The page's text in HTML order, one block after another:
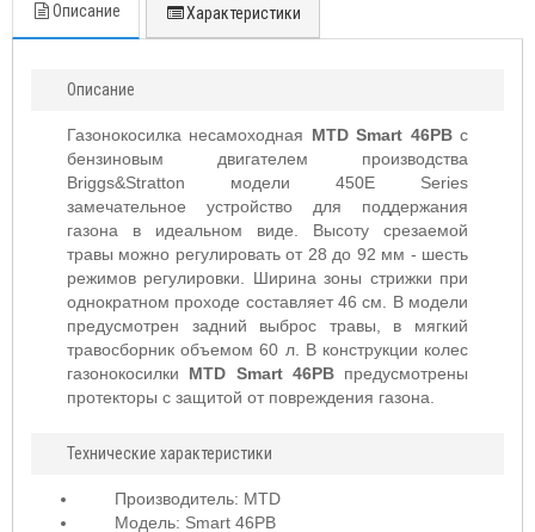
Описание Характеристики
Описание
Газонокосилка несамоходная MTD Smart 46PBс
бензиновым двигателем производства
Briggs&Stratton модели 450E Series
замечательное устройство для поддержания
газона в идеальном виде. Высоту срезаемой
травы можно регулировать от 28 до 92 мм - шесть
режимов регулировки. Ширина зоны стрижки при
однократном проходе составляет 46 см. В модели
предусмотрен задний выброс травы, в мягкий
травосборник объемом 60 л. В конструкции колес
газонокосилки MTD Smart 46PBпредусмотрены
протекторы с защитой от повреждения газона.
Технические характеристики
Производитель: MTD
Модель: Smart 46PB